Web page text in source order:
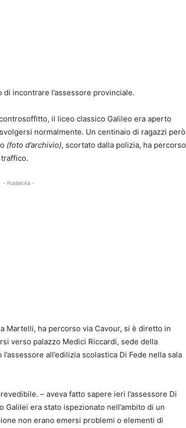
incontrare l’assessore provinciale.
il liceo classico Galileo era aperto
normalmente. Un centinaio di ragazzi però
(foto d’archivio), scortato dalla polizia, ha percorso
- Pubblicità -
Martelli, ha percorso via Cavour, si è diretto in
verso palazzo Medici Riccardi, sede della
all’edilizia scolastica Di Fede nella sala
– aveva fatto sapere ieri l’assessore Di
Galilei era stato ispezionato nell’ambito di un
non erano emersi problemi o elementi di